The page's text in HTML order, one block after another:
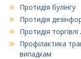
Протидія булінгу
Протидія
Протидія
Профілактика
випадкам